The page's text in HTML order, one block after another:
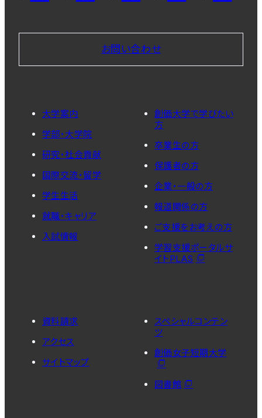
お問い合わせ
大学案内
学部・大学院
研究・社会貢献
国際交流・留学
学生生活
就職・キャリア
入試情報
創価大学で学びたい
方
卒業生の方
保護者の方
企業・一般の方
報道関係の方
ご支援をお考えの方
学習支援ポータルサ
イトPLAS
資料請求
アクセス
サイトマップ
スペシャルコンテン
ツ
創価女子短期大学
図書館